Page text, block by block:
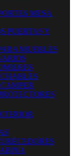
MESA
PUERTAS Y
MUEBLES